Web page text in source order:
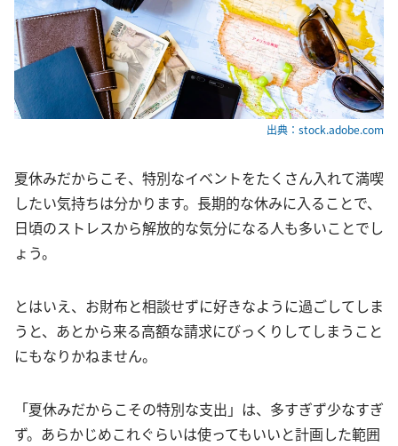
出典：stock.adobe.com
夏休みだからこそ、特別なイベントをたくさん入れて満喫
したい気持ちは分かります。長期的な休みに入ることで、
日頃のストレスから解放的な気分になる人も多いことでし
ょう。
とはいえ、お財布と相談せずに好きなように過ごしてしま
うと、あとから来る高額な請求にびっくりしてしまうこと
にもなりかねません。
「夏休みだからこその特別な支出」は、多すぎず少なすぎ
ず。あらかじめこれぐらいは使ってもいいと計画した範囲